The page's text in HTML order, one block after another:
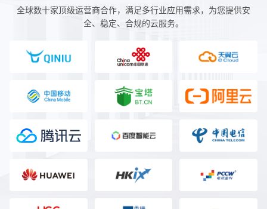
全球数十家顶级运营商合作，满足多行业应用需求，为您提供安
全、稳定、合规的云服务。